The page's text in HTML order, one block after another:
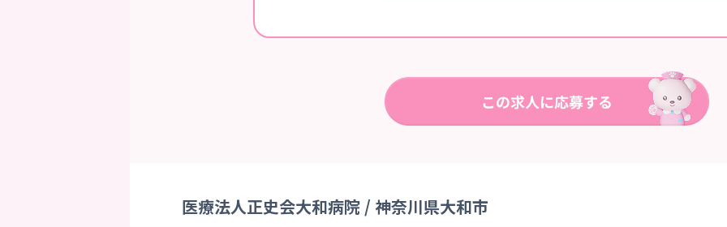
医療法人正史会大和病院 / 神奈川県大和市